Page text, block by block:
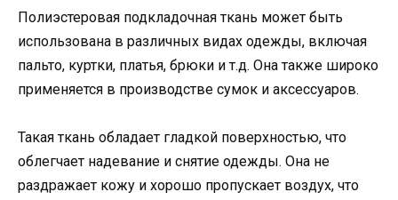
Полиэстеровая подкладочная ткань может быть
использована в различных видах одежды, включая
пальто, куртки, платья, брюки и т.д. Она также широко
применяется в производстве сумок и аксессуаров.
Такая ткань обладает гладкой поверхностью, что
облегчает надевание и снятие одежды. Она не
раздражает кожу и хорошо пропускает воздух, что